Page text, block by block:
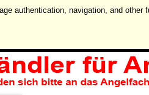
authentication, navigation, and